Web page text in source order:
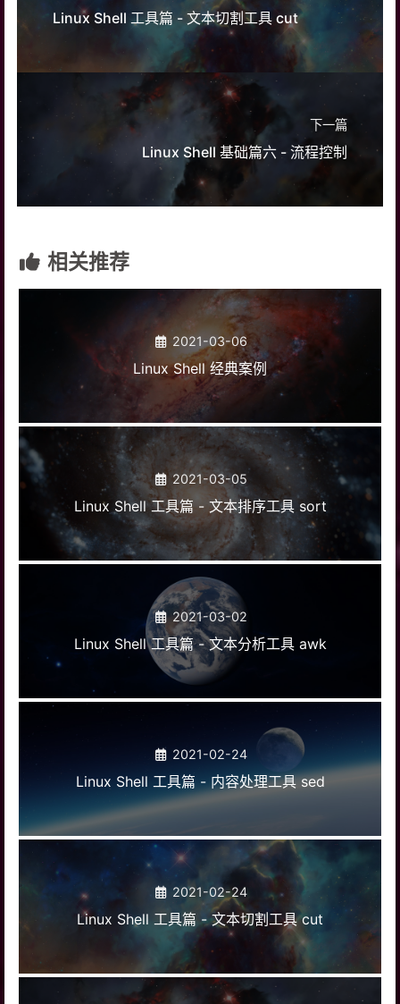
Linux Shell 工具篇 - 文本切割工具 cut
下一篇
Linux Shell 基础篇六 - 流程控制
相关推荐
2021-03-06
Linux Shell 经典案例
2021-03-05
Linux Shell 工具篇 - 文本排序工具 sort
2021-03-02
Linux Shell 工具篇 - 文本分析工具 awk
2021-02-24
Linux Shell 工具篇 - 内容处理工具 sed
2021-02-24
Linux Shell 工具篇 - 文本切割工具 cut